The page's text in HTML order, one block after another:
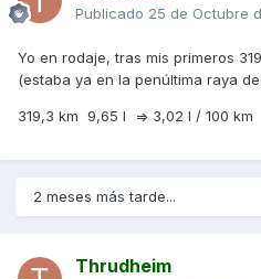
Publicado 25 de Octubre
Yo en rodaje, tras mis primeros
(estaba ya en la penúltima raya
319,3 km 9,65 l => 3,02 l / 100 km
2 meses más tarde...
Thrudheim